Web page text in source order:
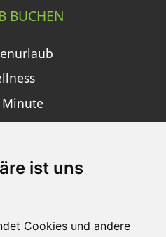
ist uns
Cookies und andere
BUCHEN
Minute
SKI APP
für iOS und Android - Ein
und Schneefreaks!